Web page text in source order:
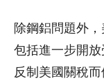
除鋼鋁問題外
包括進一步開
反制美國關稅